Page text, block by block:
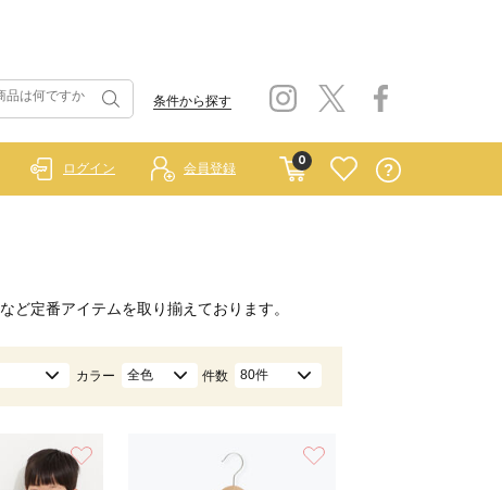
条件から探す
0
ログイン 会員登録
など定番アイテムを取り揃えております。
カラー 全色 件数 80件